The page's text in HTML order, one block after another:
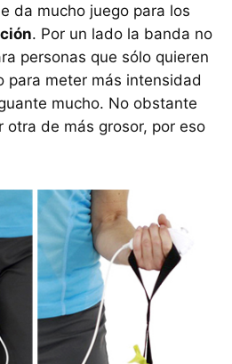
da mucho juego para los
. Por un lado la banda no
personas que sólo quieren
para meter más intensidad
mucho. No obstante
de más grosor, por eso